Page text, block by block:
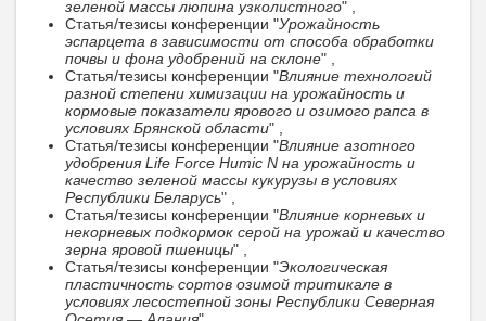
зеленой массы люпина узколистного" ,
Статья/тезисы конференции "Урожайность
эспарцета в зависимости от способа обработки
почвы и фона удобрений на склоне" ,
Статья/тезисы конференции "Влияние технологий
разной степени химизации на урожайность и
кормовые показатели ярового и озимого рапса в
условиях Брянской области" ,
Статья/тезисы конференции "Влияние азотного
удобрения Life Force Humic N на урожайность и
качество зеленой массы кукурузы в условиях
Республики Беларусь" ,
Статья/тезисы конференции "Влияние корневых и
некорневых подкормок серой на урожай и качество
зерна яровой пшеницы" ,
Статья/тезисы конференции "Экологическая
пластичность сортов озимой тритикале в
условиях лесостепной зоны Республики Северная